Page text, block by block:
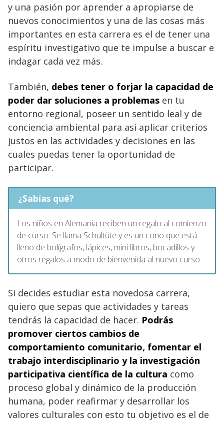
y una pasión por aprender a apropiarse de
nuevos conocimientos y una de las cosas más
importantes en esta carrera es el de tener una
espíritu investigativo que te impulse a buscar e
indagar cada vez más.
También, debes tener o forjar la capacidad de
poder dar soluciones a problemas en tu
entorno regional, poseer un sentido leal y de
conciencia ambiental para así aplicar criterios
justos en las actividades y decisiones en las
cuales puedas tener la oportunidad de
participar.
¿Sabías qué?
Los niños en Alemania reciben un regalo al comienzo
de curso. Se llama Schultüte y es un cono que está
lleno de bolígrafos, lápices, mini libros, bocadillos y
otros regalos a modo de bienvenida al nuevo curso.
Si decides estudiar esta novedosa carrera,
quiero que sepas que actividades y tareas
tendrás la capacidad de hacer. Podrás
promover ciertos cambios de
comportamiento comunitario, fomentar el
trabajo interdisciplinario y la investigación
participativa científica de la cultura como
proceso global y dinámico de la producción
humana, poder reafirmar y desarrollar los
valores culturales con esto tu objetivo es el de